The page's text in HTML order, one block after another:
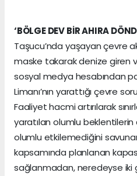
‘BÖLGE DEV BİR AHIRA
Taşucu’nda yaşayan çevre
maske takarak denize giren
sosyal medya hesabından
Limanı’nın yarattığı çevre
Faaliyet hacmi artırılarak
yaratılan olumlu
olumlu etkilemediğini
kapsamında planlanan
sağlanmadan, neredeyse iki